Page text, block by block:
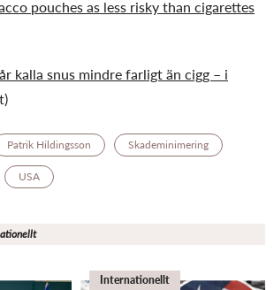
pouches as less risky than cigarettes
kalla snus mindre farligt än cigg – i
Patrik Hildingsson Skademinimering
USA
Internationellt